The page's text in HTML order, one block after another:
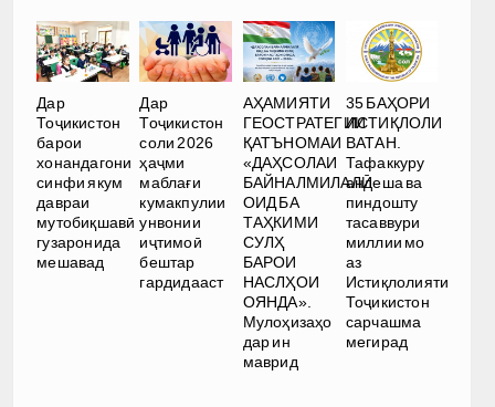
Дар
Тоҷикистон
барои
хонандагони
синфи якум
давраи
мутобиқшавӣ
гузаронида
мешавад
Дар
Тоҷикистон
соли 2026
ҳаҷми
маблағи
кумакпулии
унвонии
иҷтимоӣ
бештар
гардидааст
АҲАМИЯТИ
ГЕОСТРАТЕГИИ
ҚАТЪНОМАИ
«ДАҲСОЛАИ
БАЙНАЛМИЛАЛӢ
ОИД БА
ТАҲКИМИ
СУЛҲ
БАРОИ
НАСЛҲОИ
ОЯНДА».
Мулоҳизаҳо
дар ин
маврид
35 БАҲОРИ
ИСТИҚЛОЛИ
ВАТАН.
Тафаккуру
андеша ва
пиндошту
тасаввури
миллии мо
аз
Истиқлолияти
Тоҷикистон
сарчашма
мегирад